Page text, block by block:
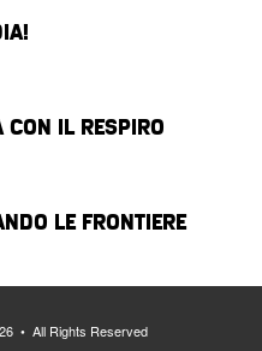
CON IL RESPIRO
LE FRONTIERE
• All Rights Reserved